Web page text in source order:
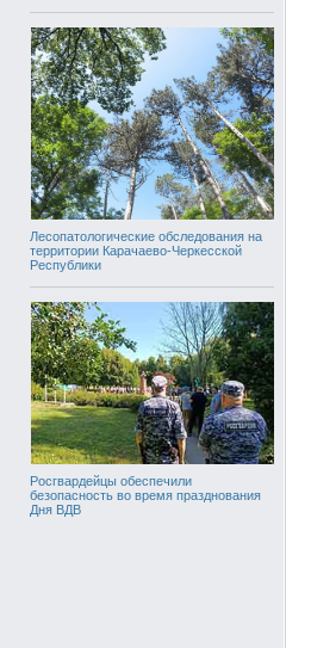
Лесопатологические обследования на
территории Карачаево-Черкесской
Республики
Росгвардейцы обеспечили
безопасность во время празднования
Дня ВДВ